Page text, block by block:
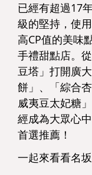
已經有超過17
級的堅持，使
高CP值的美味
手禮甜點店。
豆塔」打開廣
餅」、「綜合
威夷豆太妃糖
經成為大眾心
首選推薦！
一起來看看名